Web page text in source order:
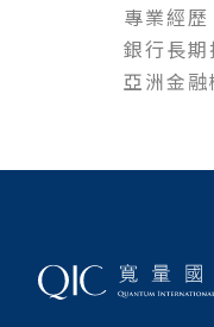
專業經
銀行長期
亞洲金融